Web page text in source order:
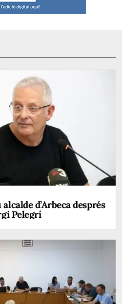
d’Arbeca després
Pelegrí